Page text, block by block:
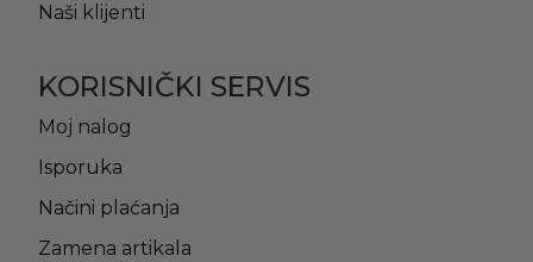
Naši klijenti
KORISNIČKI SERVIS
Moj nalog
Isporuka
Načini plaćanja
Zamena artikala